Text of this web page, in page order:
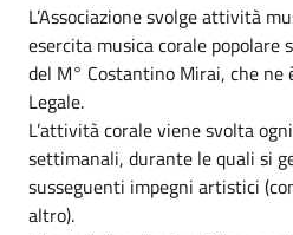
L’Associazione svolge attività
esercita musica corale
del M° Costantino Mirai, che ne
Legale.
L’attività corale viene svolta
settimanali, durante le quali si
susseguenti impegni artistici
altro).